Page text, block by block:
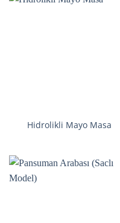
Hidrolikli Mayo Masa